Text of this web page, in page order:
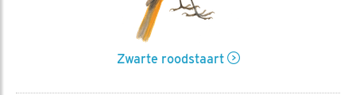
Zwarte roodstaart